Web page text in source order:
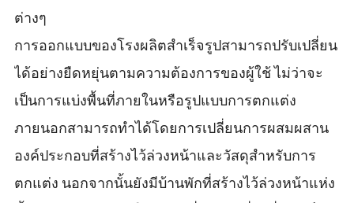
ต่างๆ
การออกแบบของโรงผลิตสำเร็จรูปสามารถปรับเปลี่ยน
ได้อย่างยืดหยุ่นตามความต้องการของผู้ใช้ ไม่ว่าจะ
เป็นการแบ่งพื้นที่ภายในหรือรูปแบบการตกแต่ง
ภายนอกสามารถทำได้โดยการเปลี่ยนการผสมผสาน
องค์ประกอบที่สร้างไว้ล่วงหน้าและวัสดุสำหรับการ
ตกแต่ง นอกจากนั้นยังมีบ้านพักที่สร้างไว้ล่วงหน้าแห่ง